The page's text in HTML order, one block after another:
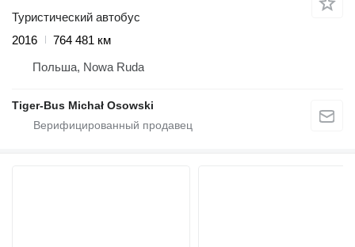
Туристический автобус
2016
764 481 км
Польша, Nowa Ruda
Tiger-Bus Michał Osowski